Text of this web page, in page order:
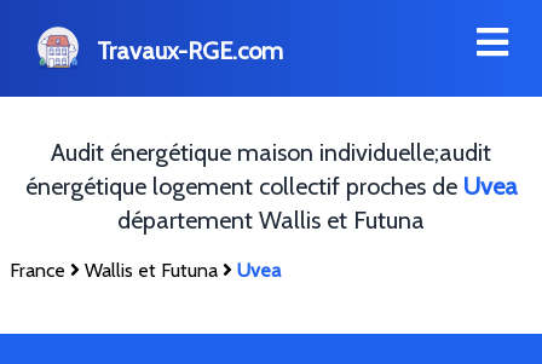
Travaux-RGE.com
Audit énergétique maison individuelle;audit
énergétique logement collectif proches de Uvea
département Wallis et Futuna
France Wallis et Futuna Uvea